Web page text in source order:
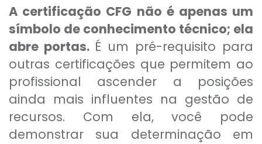
A certificação CFG não é apenas um
símbolo de conhecimento técnico; ela
abre portas. É um pré-requisito para
outras certificações que permitem ao
profissional ascender a posições
ainda mais influentes na gestão de
recursos. Com ela, você pode
demonstrar sua determinação em